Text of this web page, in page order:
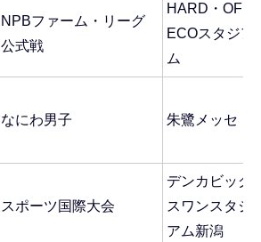
NPBファーム・リーグ
公式戦
HARD・OFF
ECOスタジア
ム
なにわ男子 朱鷺メッセ
スポーツ国際大会
デンカビッグ
スワンスタジ
アム新潟